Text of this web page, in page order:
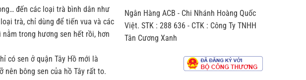
đến các loại trà bình dân như
trà, chỉ dùng để tiến vua và các
trong hương sen hết rồi, hơn
có sen ở quận Tây Hồ mới là
nên bông sen của hồ Tây rất to.
xuất
theo
dây
nghiệp
Ngân Hàng ACB - Chi Nhánh Hoàng Quốc
Việt. STK : 288 636 - CTK : Công Ty TNHH
Tân Cương Xanh